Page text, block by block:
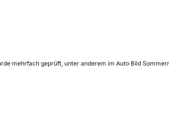
mehrfach geprüft, unter anderem im Auto Bild